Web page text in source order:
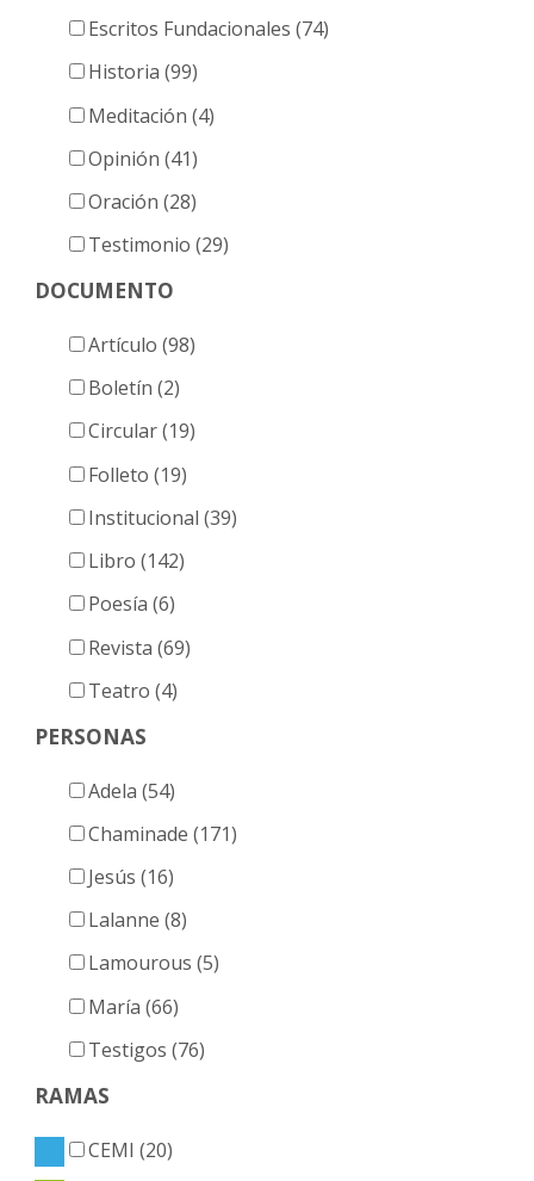
Escritos Fundacionales (74)
Historia (99)
Meditación (4)
Opinión (41)
Oración (28)
Testimonio (29)
DOCUMENTO
Artículo (98)
Boletín (2)
Circular (19)
Folleto (19)
Institucional (39)
Libro (142)
Poesía (6)
Revista (69)
Teatro (4)
PERSONAS
Adela (54)
Chaminade (171)
Jesús (16)
Lalanne (8)
Lamourous (5)
María (66)
Testigos (76)
RAMAS
CEMI (20)